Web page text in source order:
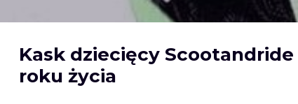
Kask dziecięcy Scootandride
roku życia